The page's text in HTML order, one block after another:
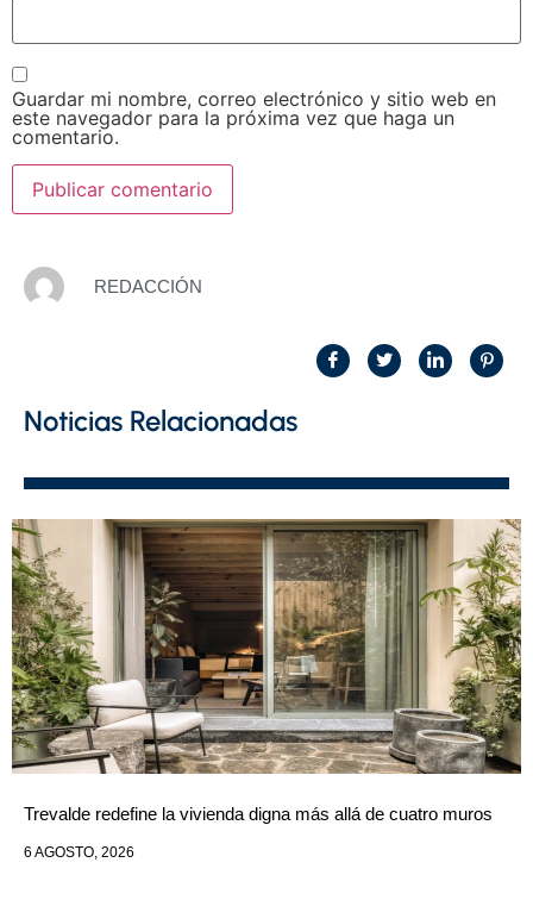
Guardar mi nombre, correo electrónico y sitio web en
este navegador para la próxima vez que haga un
comentario.
REDACCIÓN
Noticias Relacionadas
Trevalde redefine la vivienda digna más allá de cuatro muros
6 AGOSTO, 2026